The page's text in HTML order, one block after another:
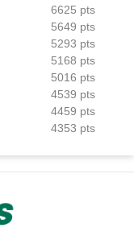
6625 pts
5649 pts
5293 pts
5168 pts
5016 pts
4539 pts
4459 pts
4353 pts